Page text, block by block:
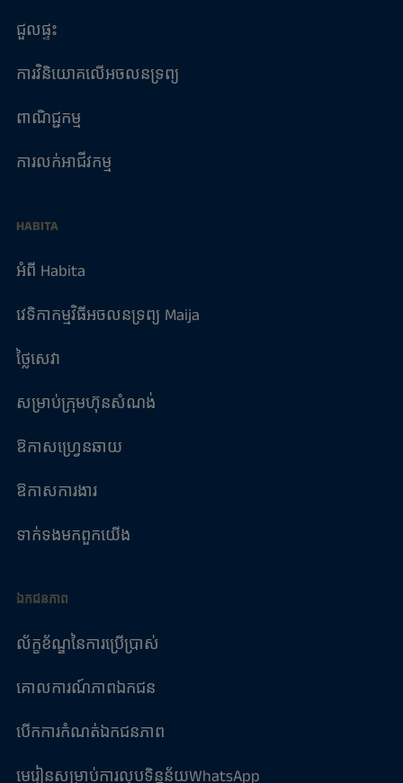
ជួលផ្ទះ
ការវិនិយោគលើអចលនទ្រព្យ
ពាណិជ្ជកម្ម
ការលក់អាជីវកម្ម
HABITA
អំពី Habita
វេទិកាកម្មវិធីអចលនទ្រព្យ Maija
ថ្លៃសេវា
សម្រាប់ក្រុមហ៊ុនសំណង់
ឱកាសហ្វ្រេនឆាយ
ឱកាសការងារ
ទាក់ទង​មក​ពួក​យើង
ឯកជនភាព
ល័ក្ខខ័ណ្ឌនៃការប្រើប្រាស់
គោលការណ៍​ភាព​ឯកជន
បើកការកំណត់ឯកជនភាព
មេរៀនសម្រាប់ការលុបទិន្នន័យWhatsApp